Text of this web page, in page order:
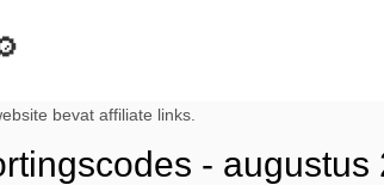
bevat affiliate links.
- augustus